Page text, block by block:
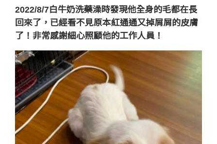
2022/8/7白牛奶洗藥澡時發現他全身的毛都在長
回來了，已經看不見原本紅通通又掉屑屑的皮膚
了！非常感謝細心照顧他的工作人員！